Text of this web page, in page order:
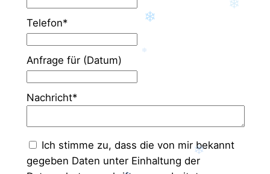
Telefon*
Anfrage für (Datum)
Nachricht*
Ich stimme zu, dass die von mir bekannt
gegeben Daten unter Einhaltung der
❄
❄
❄
❄